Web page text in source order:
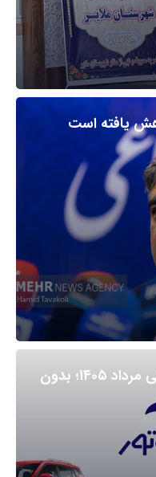
یافته است
فروش فوری خودروهای وارداتی مرداد ۱۴۰۵؛ بدون